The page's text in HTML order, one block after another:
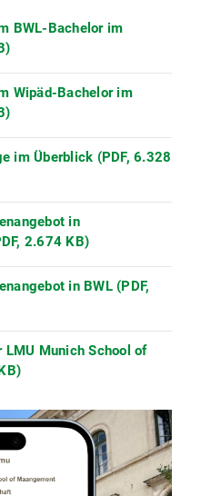
BWL-Bachelor im
Wipäd-Bachelor im
im Überblick (PDF, 6.328
in
2.674 KB)
in BWL (PDF,
Munich School of